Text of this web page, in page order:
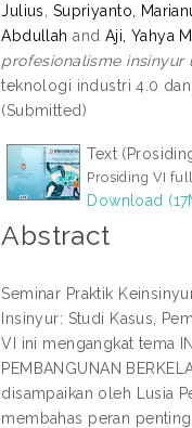
Julius
Supriyanto,
Abdullah and Aji, Yahya
profesionalisme insinyur
teknologi industri 4.0
(Submitted)
Text
Prosiding VI
Download
Abstract
Seminar Praktik
Insinyur: Studi Kasus,
VI ini mengangkat tema
PEMBANGUNAN
disampaikan oleh Lusia
membahas peran